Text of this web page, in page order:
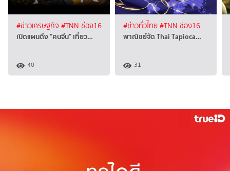
#ข่าวเศรษฐกิจ #TNN ช่อง16
เปิดแผนดึง "คนจีน" เที่ยว…
40
#ข่าวทั่วไทย#TNN ช่อง16
พาณิชย์จัด Thai Tapioca…
31